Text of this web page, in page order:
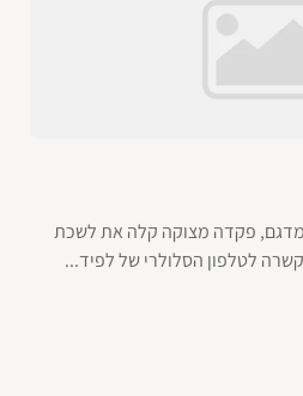
פקדה מצוקה קלה את לשכת
לטלפון הסלולרי של לפיד...